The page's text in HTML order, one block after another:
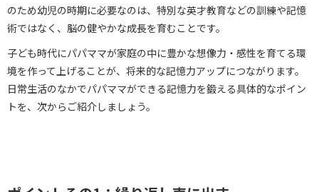
のため幼児の時期に必要なのは、特別な英才教育などの訓練や記憶
術ではなく、脳の健やかな成長を育むことです。
子ども時代にパパママが家庭の中に豊かな想像力・感性を育てる環
境を作って上げることが、将来的な記憶力アップにつながります。
日常生活のなかでパパママができる記憶力を鍛える具体的なポイン
トを、次からご紹介しましょう。